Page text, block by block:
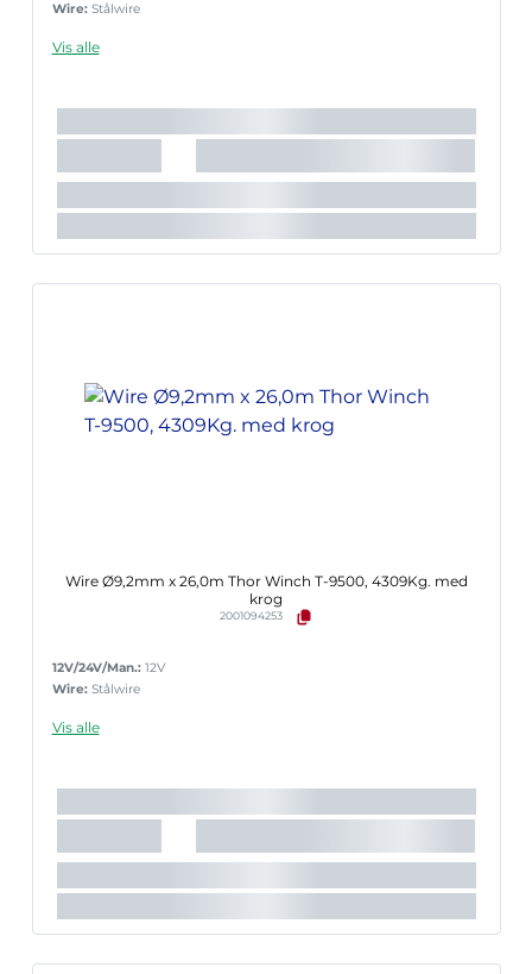
Wire: Stålwire
Vis alle
Wire Ø9,2mm x 26,0m Thor Winch T-9500, 4309Kg. med
krog
2001094253
12V/24V/Man.: 12V
Wire: Stålwire
Vis alle